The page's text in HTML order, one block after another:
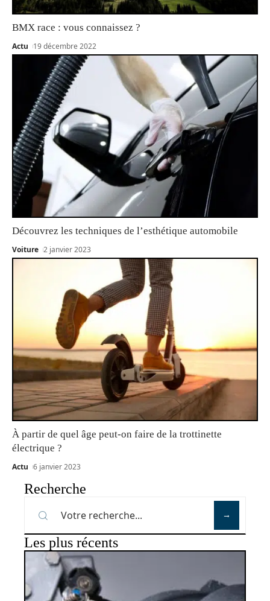
BMX race : vous connaissez ?
Actu 19 décembre 2022
Découvrez les techniques de l’esthétique automobile
Voiture 2 janvier 2023
À partir de quel âge peut-on faire de la trottinette
électrique ?
Actu 6 janvier 2023
Recherche
Les plus récents